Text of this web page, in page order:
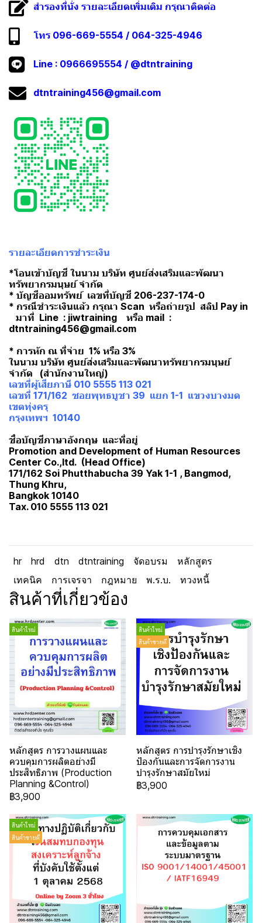
สำรองที่นั่ง รายละเอียดเพิ่มเติม กรุณาติดต่อ
โทร 096-669-5554 / 064-325-4946
Line : 0966695554 / @dtntraining
dtntraining456@gmail.com
รายละเอียดการชำระเงิน
*โอนเข้าบัญชี ในนาม บริษัท ศูนย์ส่งเสริมและพัฒนา
ทรัพยากรมนุษย์ จำกัด
* บัญชีออมทรัพย์ เลขที่บัญชี 206-237-174-0
* กรณีชำระเงินแล้ว กรุณา Scan หรือถ่ายรูป สลิป Pay in
มาที่ Line : jiwtraining หรือ mail :
dtntraining456@gmail.com
* การหัก ณ ที่จ่าย 1% หรือ 3%
ในนาม บริษัท ศูนย์ส่งเสริมและพัฒนาทรัพยากรมนุษย์
จำกัด (สำนักงานใหญ่)
เลขที่ผู้เสียภาษี 010 5555 113 021
เลขที่ 171/162 ซอยพุทธบูชา 39 แยก 1-1 แขวงบางมด
เขตทุ่งครุ
กรุงเทพฯ 10140
ชื่อบัญชีภาษาอังกฤษ และที่อยู่
Promotion and Development of Human Resources
Center Co.,ltd. (Head Office)
171/162 Soi Phutthabucha 39 Yak 1-1 , Bangmod,
Thung Khru,
Bangkok 10140
Tax. 010 5555 113 021
hr hrd dtn dtntraining จัดอบรม
หลักสูตร
เทคนิค
การเจรจา กฎหมาย พ.ร.บ. ทวงหนี้
สินค้าที่เกี่ยวข้อง
สินค้าใหม่
หลักสูตร การวางแผนและ
ควบคุมการผลิตอย่างมี
ประสิทธิภาพ (Production
Planning &Control)
฿3,900
สินค้าใหม่
สินค้าขายดี
หลักสูตร การบำรุงรักษาเชิง
ป้องกันและการจัดการงาน
บำรุงรักษาสมัยใหม่
฿3,900
สินค้าใหม่
สินค้าขายดี